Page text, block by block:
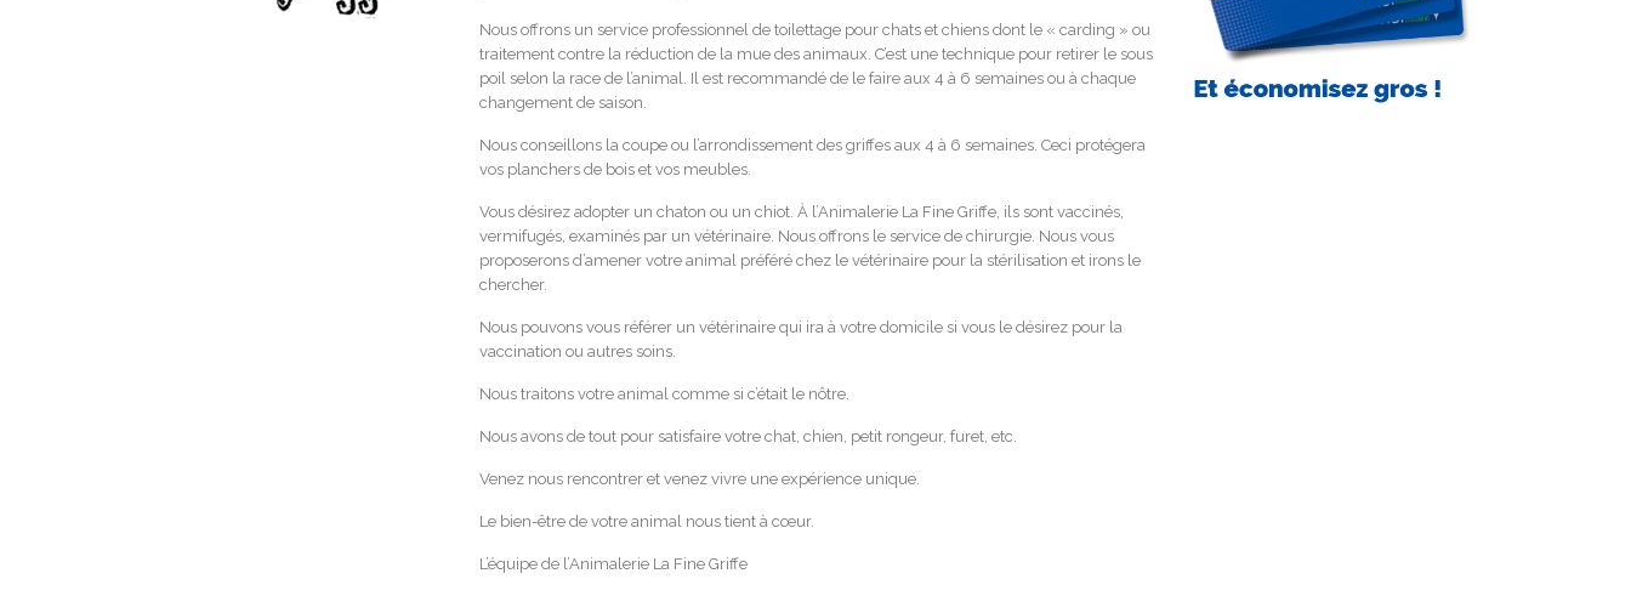
Nous offrons un service professionnel de toilettage pour chats et chiens dont le « carding » ou
traitement contre la réduction de la mue des animaux. C’est une technique pour retirer le sous
poil selon la race de l’animal. Il est recommandé de le faire aux 4 à 6 semaines ou à chaque
changement de saison.
Nous conseillons la coupe ou l’arrondissement des griffes aux 4 à 6 semaines. Ceci protégera
vos planchers de bois et vos meubles.
Vous désirez adopter un chaton ou un chiot. À l’Animalerie La Fine Griffe, ils sont vaccinés,
vermifugés, examinés par un vétérinaire. Nous offrons le service de chirurgie. Nous vous
proposerons d’amener votre animal préféré chez le vétérinaire pour la stérilisation et irons le
chercher.
Nous pouvons vous référer un vétérinaire qui ira à votre domicile si vous le désirez pour la
vaccination ou autres soins.
Nous traitons votre animal comme si c’était le nôtre.
Nous avons de tout pour satisfaire votre chat, chien, petit rongeur, furet, etc.
Venez nous rencontrer et venez vivre une expérience unique.
Le bien-être de votre animal nous tient à cœur.
L’équipe de l’Animalerie La Fine Griffe